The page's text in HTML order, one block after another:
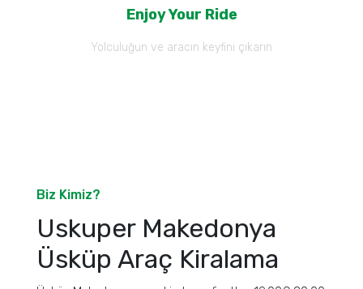
Enjoy Your Ride
Yolculuğun ve aracın keyfini çıkarın
Biz Kimiz?
Uskuper Makedonya
Üsküp Araç Kiralama